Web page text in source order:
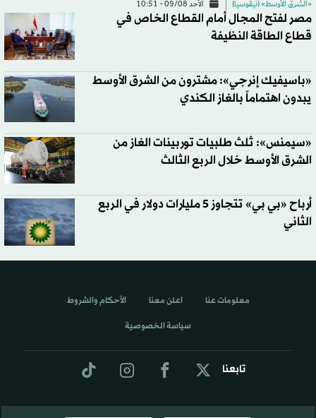
«الشرق الأوسط» (نيقوسيا) الأحد 09/08 - 10:51
مصر لفتح المجال أمام القطاع الخاص في
قطاع الطاقة النظيفة
«باسيفيك إنرجي»: مشترون من الشرق الأوسط
يبدون اهتماماً بالغاز الكندي
«سيمنس»: ثلث طلبيات توربينات الغاز من
الشرق الأوسط خلال الربع الثالث
أرباح «بي بي» تتجاوز 5 مليارات دولار في الربع
الثاني
تابعنا
معلومات عنا اعلن معنا الأحكام والشروط
سياسة الخصوصية